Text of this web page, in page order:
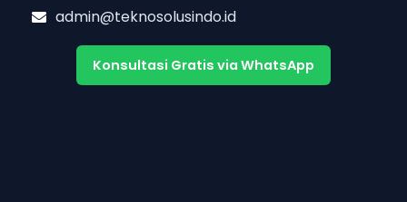
admin@teknosolusindo.id
Konsultasi Gratis via WhatsApp